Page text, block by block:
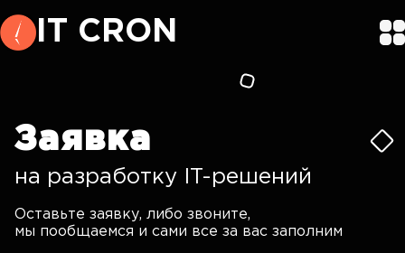
IT CRON
Заявка
на разработку IT-решений
Оставьте заявку, либо звоните,
мы пообщаемся и сами все за вас заполним